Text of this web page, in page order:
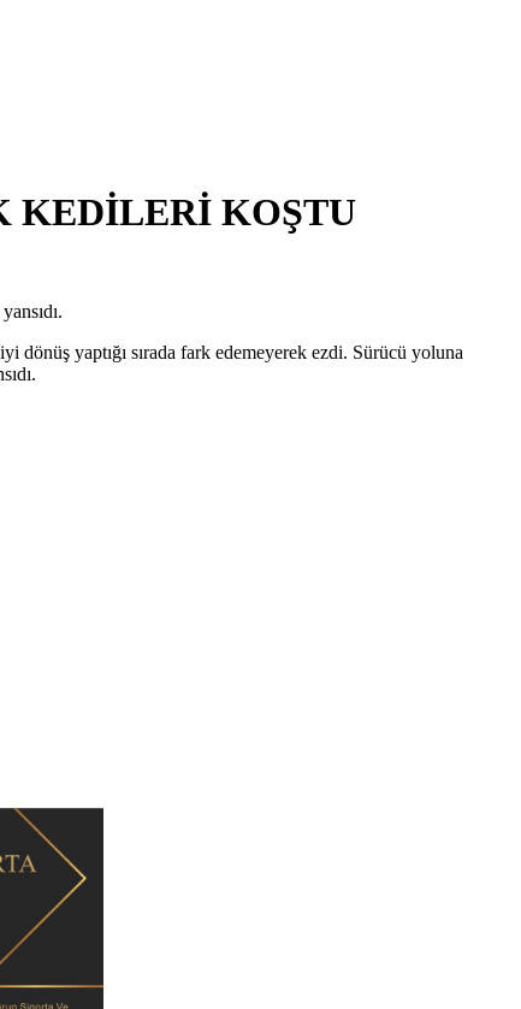
KEDİLERİ KOŞTU
yaptığı sırada fark edemeyerek ezdi. Sürücü yoluna